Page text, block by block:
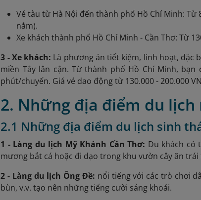
Vé tàu từ Hà Nội đến thành phố Hồ Chí Minh: Từ
nằm).
Xe khách thành phố Hồ Chí Minh - Cần Thơ: Từ
3 - Xe khách: Là phương án tiết kiệm, linh hoạt, đặc
miền Tây lân cận. Từ thành phố Hồ Chí Minh,
phút/chuyến. Giá vé dao động từ 130.000 - 200.000
2. Những địa điểm du lịch
2.1 Những địa điểm du lịch sinh
1 - Làng du lịch Mỹ Khánh Cần Thơ: Du khách có
mương bắt cá hoặc đi dạo trong khu vườn cây ăn
2 - Làng du lịch Ông Đề: nổi tiếng với các trò chơi
bùn, v.v. tạo nên những tiếng cười sảng khoái.